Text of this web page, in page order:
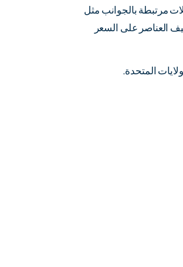
مرتبطة بالجوانب مثل
العناصر على السعر
المتحدة.